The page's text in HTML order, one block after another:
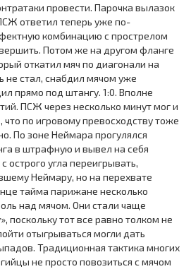
провести. Парочка вылазок
ответил теперь уже по-
комбинацию с прострелом
Потом же на другом фланге
откатил мяч по диагонали на
не стал, снабдил мячом уже
прямо под штангу. 1:0. Вполне
ПСЖ через несколько минут мог и
что по игровому превосходству тоже
По зоне Неймара прогулялся
в штрафную и вывел на себя
острого угла переигрывать,
Неймару, но на перехвате
тайма парижане несколько
над мячом. Они стали чаще
поскольку тот все равно толком не
отыгрываться могли дать
Традиционная тактика многих
не просто повозиться с мячом